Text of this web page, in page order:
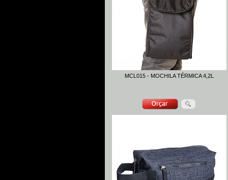
MCL015 - MOCHILA TÉRMICA 4,2L